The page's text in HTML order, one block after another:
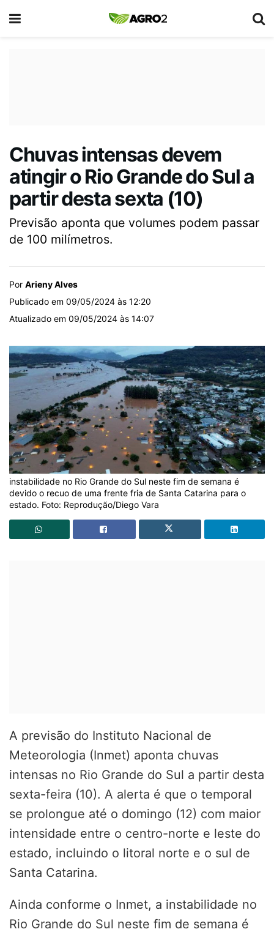
Chuvas intensas devem
atingir o Rio Grande do Sul a
partir desta sexta (10)
Previsão aponta que volumes podem passar
de 100 milímetros.
Por Arieny Alves
Publicado em 09/05/2024 às 12:20
Atualizado em 09/05/2024 às 14:07
instabilidade no Rio Grande do Sul neste fim de semana é
devido o recuo de uma frente fria de Santa Catarina para o
estado. Foto: Reprodução/Diego Vara
A previsão do Instituto Nacional de
Meteorologia (Inmet) aponta chuvas
intensas no Rio Grande do Sul a partir desta
sexta-feira (10). A alerta é que o temporal
se prolongue até o domingo (12) com maior
intensidade entre o centro-norte e leste do
estado, incluindo o litoral norte e o sul de
Santa Catarina.
Ainda conforme o Inmet, a instabilidade no
Rio Grande do Sul neste fim de semana é